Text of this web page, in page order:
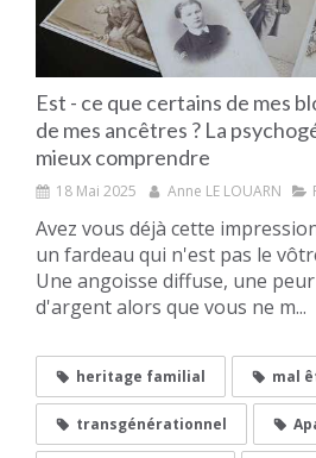
Est - ce que certains de mes
de mes ancêtres ? La
mieux comprendre
18 Mai 2025 Anne LE LOUARN
Avez vous déjà cette
un fardeau qui n'est pas le
Une angoisse diffuse, une
d'argent alors que vous ne m...
heritage familial mal
transgénérationnel